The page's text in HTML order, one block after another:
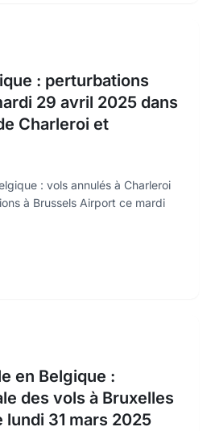
: perturbations
29 avril 2025 dans
Charleroi et
: vols annulés à Charleroi
à Brussels Airport ce mardi
en Belgique :
des vols à Bruxelles
lundi 31 mars 2025